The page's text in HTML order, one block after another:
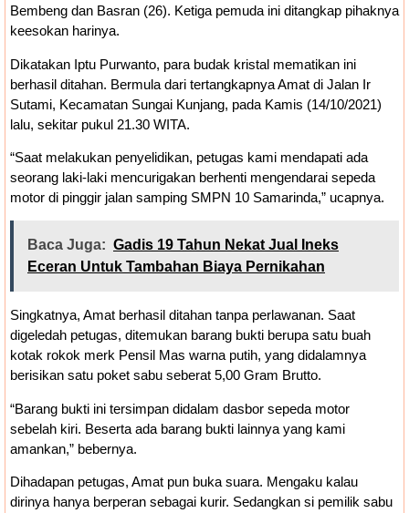
Bembeng dan Basran (26). Ketiga pemuda ini ditangkap pihaknya
keesokan harinya.
Dikatakan Iptu Purwanto, para budak kristal mematikan ini
berhasil ditahan. Bermula dari tertangkapnya Amat di Jalan Ir
Sutami, Kecamatan Sungai Kunjang, pada Kamis (14/10/2021)
lalu, sekitar pukul 21.30 WITA.
“Saat melakukan penyelidikan, petugas kami mendapati ada
seorang laki-laki mencurigakan berhenti mengendarai sepeda
motor di pinggir jalan samping SMPN 10 Samarinda,” ucapnya.
Baca Juga: Gadis 19 Tahun Nekat Jual Ineks
Eceran Untuk Tambahan Biaya Pernikahan
Singkatnya, Amat berhasil ditahan tanpa perlawanan. Saat
digeledah petugas, ditemukan barang bukti berupa satu buah
kotak rokok merk Pensil Mas warna putih, yang didalamnya
berisikan satu poket sabu seberat 5,00 Gram Brutto.
“Barang bukti ini tersimpan didalam dasbor sepeda motor
sebelah kiri. Beserta ada barang bukti lainnya yang kami
amankan,” bebernya.
Dihadapan petugas, Amat pun buka suara. Mengaku kalau
dirinya hanya berperan sebagai kurir. Sedangkan si pemilik sabu